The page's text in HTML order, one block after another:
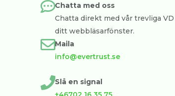
Chatta med oss
Chatta direkt med vår trevliga
ditt webbläsarfönster.
Maila
info@evertrust.se
Slå en signal